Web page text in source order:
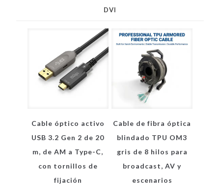
DVI
Cable óptico activo
USB 3.2 Gen 2 de 20
m, de AM a Type-C,
con tornillos de
fijación
Cable de fibra óptica
blindado TPU OM3
gris de 8 hilos para
broadcast, AV y
escenarios